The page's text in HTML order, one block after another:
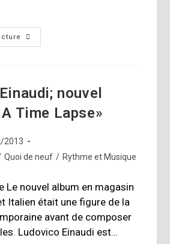
Jan
Gunnar
nouvel
Time Lapse»
2013
Quoi de neuf / Rythme et Musique
Le nouvel album en magasin
Italien était une figure de la
avant de composer
Ludovico Einaudi est…